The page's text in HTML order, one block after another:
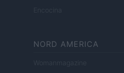
Encocina
NORD AMERICA
Womanmagazine